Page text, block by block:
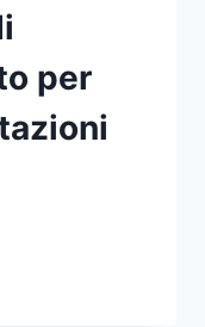
per